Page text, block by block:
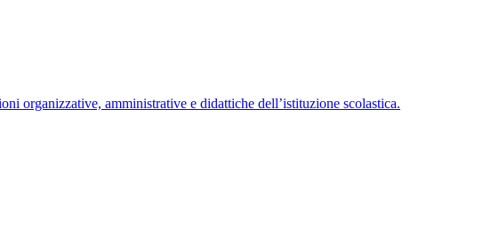
organizzative, amministrative e didattiche dell’istituzione scolastica.